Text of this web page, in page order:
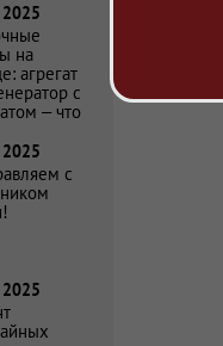
на
агрегат
с
– что
с